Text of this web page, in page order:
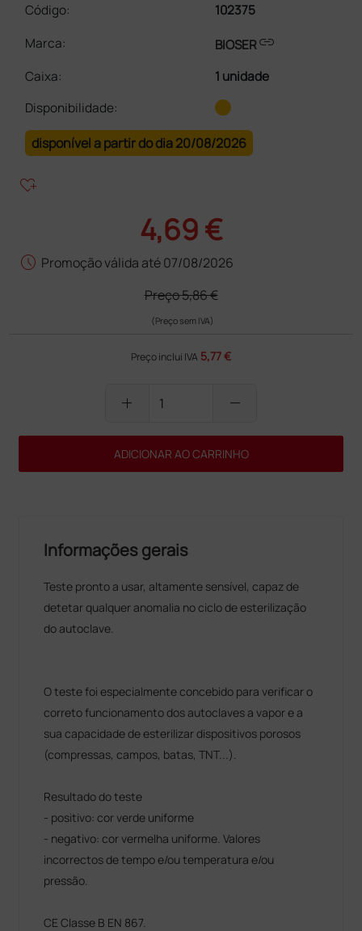
Código:
102375
Marca:
BIOSERlink
Caixa:
1 unidade
Disponibilidade:
disponível a partir do dia 20/08/2026
heart_plus
4,69 €
schedule Promoção válida até 07/08/2026
Preço5,86 €
(Preço sem IVA)
Preço inclui IVA 5,77 €
add remove
ADICIONAR AO CARRINHO
Informações gerais
Teste pronto a usar, altamente sensível, capaz de
detetar qualquer anomalia no ciclo de esterilização
do autoclave.
O teste foi especialmente concebido para verificar o
correto funcionamento dos autoclaves a vapor e a
sua capacidade de esterilizar dispositivos porosos
(compressas, campos, batas, TNT...).
Resultado do teste
- positivo: cor verde uniforme
- negativo: cor vermelha uniforme. Valores
incorrectos de tempo e/ou temperatura e/ou
pressão.
CE Classe B EN 867.